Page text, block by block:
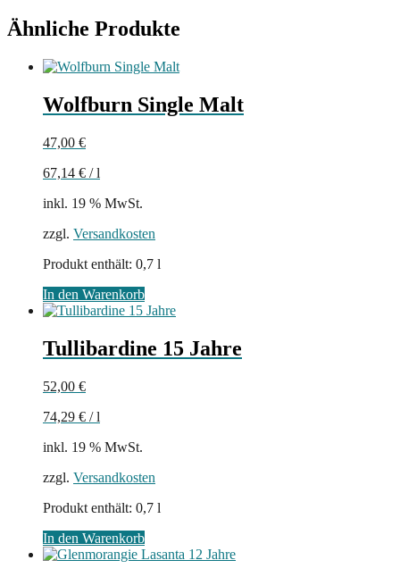
Ähnliche Produkte
Wolfburn Single Malt
47,00 €
67,14 € /l
inkl. 19 % MwSt.
zzgl. Versandkosten
Produkt enthält: 0,7 l
In den Warenkorb
Tullibardine 15 Jahre
52,00 €
74,29 € /l
inkl. 19 % MwSt.
zzgl. Versandkosten
Produkt enthält: 0,7 l
In den Warenkorb